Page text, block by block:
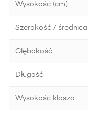
Wysokość (cm)
Szerokość / średnica
Głębokość
Długość
Wysokość klosza